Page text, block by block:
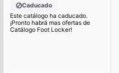
Caducado
Este catálogo ha caducado.
¡Pronto habrá mas ofertas de
Catálogo Foot Locker!